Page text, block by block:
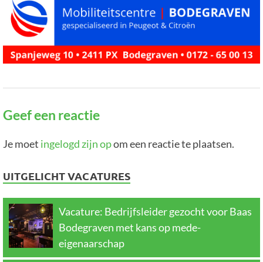
Geef een reactie
Je moet ingelogd zijn opom een reactie te plaatsen.
UITGELICHT VACATURES
Vacature: Bedrijfsleider gezocht voor Baas
Bodegraven met kans op mede-
eigenaarschap